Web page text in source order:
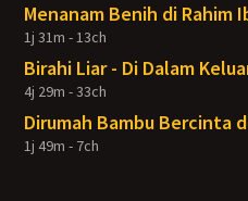
Menanam Benih di Rahim
1j 31m - 13ch
Birahi Liar - Di Dalam
4j 29m - 33ch
Dirumah Bambu Bercinta
1j 49m - 7ch